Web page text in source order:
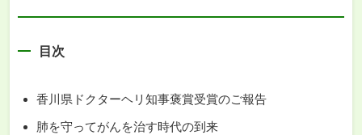
目次
香川県ドクターヘリ知事褒賞受賞のご報告
肺を守ってがんを治す時代の到来